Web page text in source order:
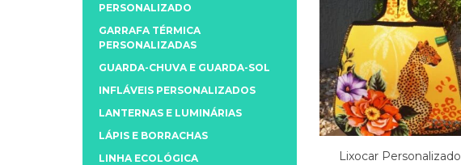
Lixocar Personalizado
PERSONALIZADO
GARRAFA TÉRMICA
PERSONALIZADAS
GUARDA-CHUVA E GUARDA-SOL
INFLÁVEIS PERSONALIZADOS
LANTERNAS E LUMINÁRIAS
LÁPIS E BORRACHAS
LINHA ECOLÓGICA